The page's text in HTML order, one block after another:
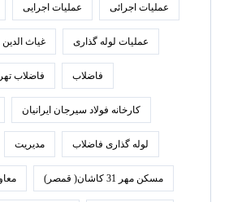
عملیات اجرائی عملیات اجرایی
عملیات لوله گذاری غیاث
فاضلاب فاضلاب
كارخانه فولاد سيرجان ايرانيان
لوله گذاری فاضلاب مدیریت
مسکن مهر 31 کاشان( قمصر)